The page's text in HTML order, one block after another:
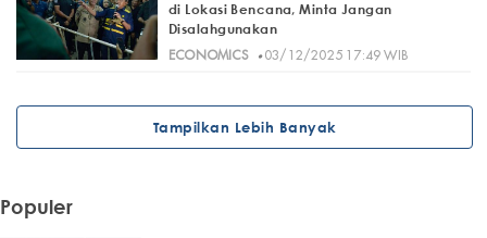
di Lokasi Bencana, Minta Jangan
Disalahgunakan
ECONOMICS· 03/12/2025 17:49 WIB
Tampilkan Lebih Banyak
Populer